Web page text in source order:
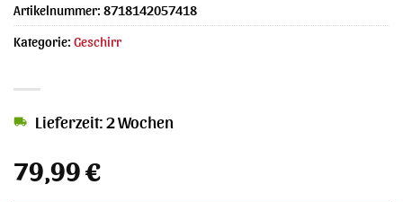
79,99€
Lieferzeit: 2 Wochen
Artikelnummer: 8718142057418
Kategorie: Geschirr